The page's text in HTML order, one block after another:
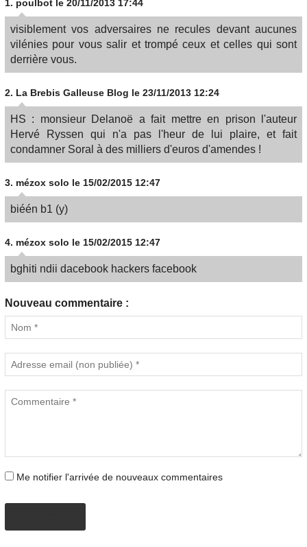
1. poulbot le 20/11/2013 17:44
visiblement vos adversaires ne recules devant aucunes
vilénies pour vous salir et trompé ceux et celles qui sont
derrière vous.
2. La Brebis Galleuse Blog le 23/11/2013 12:24
HS : monsieur Delanoë a fait mettre en prison l'auteur
Hervé Ryssen qui n'a pas l'heur de lui plaire, et fait
condamner Soral à des milliers d'euros d'amendes !
3. mézox solo le 15/02/2015 12:47
biéén b1 (y)
4. mézox solo le 15/02/2015 12:47
bghiti ndii dacebook hackers facebook
Nouveau commentaire :
Me notifier l'arrivée de nouveaux commentaires